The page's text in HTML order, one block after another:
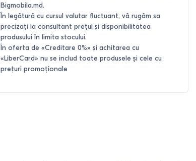
Bigmobila.md.
În legătură cu cursul valutar fluctuant, vă rugăm sa
precizați la consultant prețul și disponibilitatea
produsului în limita stocului.
În oferta de «Creditare 0%» și achitarea cu
«LiberCard» nu se includ toate produsele și cele cu
prețuri promoționale